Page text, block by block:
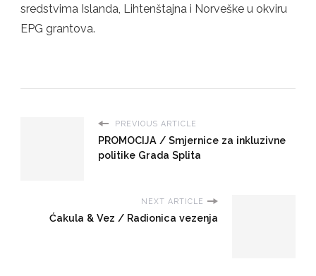
sredstvima Islanda, Lihtenštajna i Norveške u okviru
EPG grantova.
PREVIOUS ARTICLE
PROMOCIJA / Smjernice za inkluzivne
politike Grada Splita
NEXT ARTICLE
Ćakula & Vez / Radionica vezenja